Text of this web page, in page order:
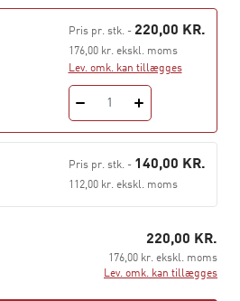
Pris pr. stk.- 220,00 KR.
176,00 kr. ekskl. moms
Lev. omk. kan tillægges
1
Pris pr. stk.- 140,00 KR.
112,00 kr. ekskl. moms
220,00 KR.
176,00 kr. ekskl. moms
Lev. omk. kan tillægges